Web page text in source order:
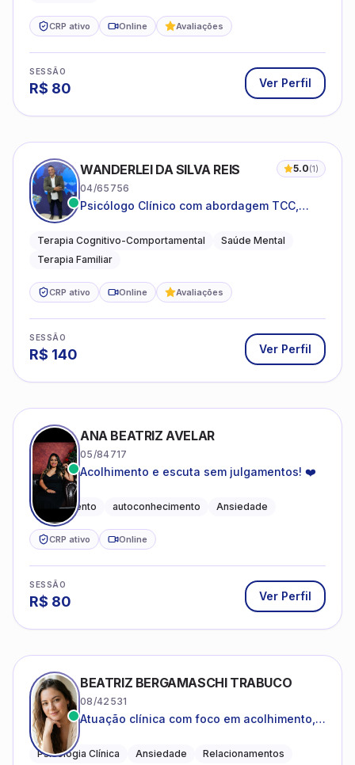
CRP ativo Online Avaliações
SESSÃO
R$ 80 Ver Perfil
WANDERLEI DA SILVA REIS 5.0(1)
04/65756
Psicólogo Clínico com abordagem TCC,
sistêmica
Terapia Cognitivo-Comportamental
Saúde Mental
Terapia Familiar
CRP ativo Online Avaliações
SESSÃO
R$ 140 Ver Perfil
ANA BEATRIZ AVELAR
05/84717
Acolhimento e escuta sem julgamentos! ❤️
Acolhimento autoconhecimento Ansiedade
CRP ativo Online
SESSÃO
R$ 80 Ver Perfil
BEATRIZ BERGAMASCHI TRABUCO
08/42531
Atuação clínica com foco em acolhimento,
Psicologia Clínica Ansiedade Relacionamentos